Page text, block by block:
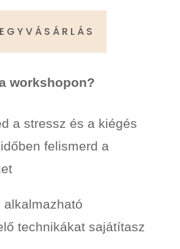
workshopon?
a stressz és a kiégés
felismerd a
technikákat sajátítasz